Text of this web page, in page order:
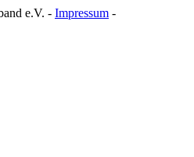
e.V. - Impressum -